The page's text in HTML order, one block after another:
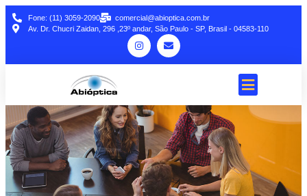
Fone: (11) 3059-2090
comercial@abioptica.com.br
Av. Dr. Chucri Zaidan, 296 ,23º andar, São Paulo - SP, Brasil - 04583-110